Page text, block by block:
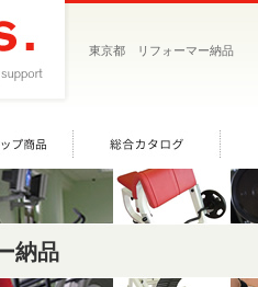
東京都 リフォーマー納品
納品